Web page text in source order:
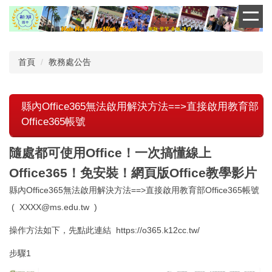
跳
到
主
首頁 教務處公告
縣內Office365無法啟用解決方法==>直接啟用教育部
Office365帳號
隨處都可使用Office！一次搞懂線上
Office365！免安裝！網頁版Office教學影片
縣內Office365無法啟用解決方法==>直接啟用教育部Office365帳號
( XXXX@ms.edu.tw )
操作方法如下，先點此連結 https://o365.k12cc.tw/
步驟1